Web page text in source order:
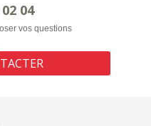
04
vos questions